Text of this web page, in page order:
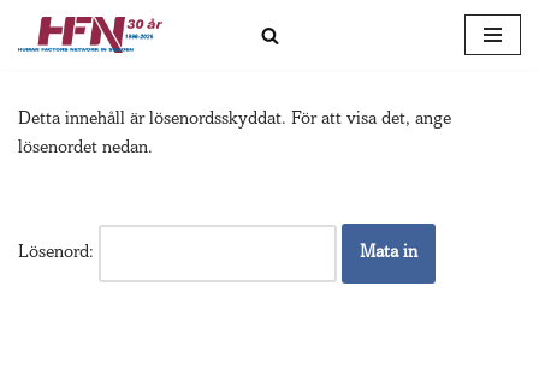
innehåll
Detta innehåll är lösenordsskyddat. För att visa det, ange
lösenordet nedan.
Lösenord: